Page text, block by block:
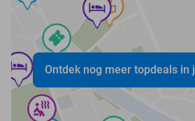
Ontdek nog meer topdeals in